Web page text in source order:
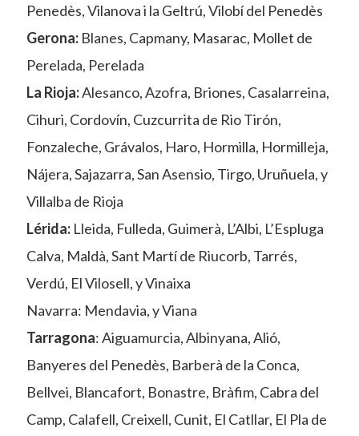
Penedès, Vilanova i la Geltrú, Vilobí del Penedès
Gerona:Blanes, Capmany, Masarac, Mollet de
Perelada, Perelada
La Rioja:Alesanco, Azofra, Briones, Casalarreina,
Cihuri, Cordovín, Cuzcurrita de Rio Tirón,
Fonzaleche, Grávalos, Haro, Hormilla, Hormilleja,
Nájera, Sajazarra, San Asensio, Tirgo, Uruñuela, y
Villalba de Rioja
Lérida:Lleida, Fulleda, Guimerà, L’Albi, L’Espluga
Calva, Maldà, Sant Martí de Riucorb, Tarrés,
Verdú, El Vilosell, y Vinaixa
Navarra: Mendavia, y Viana
Tarragona: Aiguamurcia, Albinyana, Alió,
Banyeres del Penedès, Barberà de la Conca,
Bellvei, Blancafort, Bonastre, Bràfim, Cabra del
Camp, Calafell, Creixell, Cunit, El Catllar, El Pla de